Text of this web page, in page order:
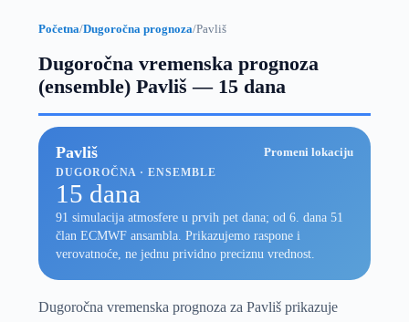
Početna/Dugoročna prognoza/Pavliš
Dugoročna vremenska prognoza
(ensemble) Pavliš — 15 dana
Pavliš Promeni lokaciju
DUGOROČNA · ENSEMBLE
15 dana
91 simulacija atmosfere u prvih pet dana; od 6. dana 51
član ECMWF ansambla. Prikazujemo raspone i
verovatnoće, ne jednu prividno preciznu vrednost.
Dugoročna vremenska prognoza za Pavliš prikazuje